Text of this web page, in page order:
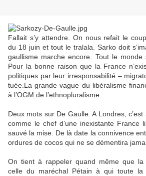
Fallait s’y attendre. On nous refait le
du 18 juin et tout le tralala. Sarko doit
gaullisme marche encore. Tout le monde
Pour la bonne raison que la France
politiques par leur irresponsabilité –
tuée.La grande vague du libéralisme
à l’OGM de l’ethnopluralisme.
Deux mots sur De Gaulle. A Londres, c’est
comme le chef d’une inexistante France
sauvé la mise. De là date la connivence
ordures de cocos qui ne se démentira
On tient à rappeler quand même que la
celle du maréchal Pétain à qui toute la